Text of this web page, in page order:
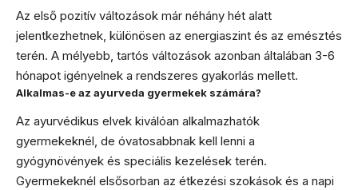
Az első pozitív változások már néhány hét alatt
jelentkezhetnek, különösen az energiaszint és az emésztés
terén. A mélyebb, tartós változások azonban általában 3-6
hónapot igényelnek a rendszeres gyakorlás mellett.
Alkalmas-e az ayurveda gyermekek számára?
Az ayurvédikus elvek kiválóan alkalmazhatók
gyermekeknél, de óvatosabbnak kell lenni a
gyógynövények és speciális kezelések terén.
Gyermekeknél elsősorban az étkezési szokások és a napi